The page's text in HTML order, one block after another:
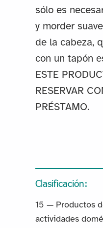
sólo es
y morder
de la cabeza,
con un tapón
ESTE
RESERVAR
PRÉSTAMO.
Clasificación:
15 — Productos
actividades